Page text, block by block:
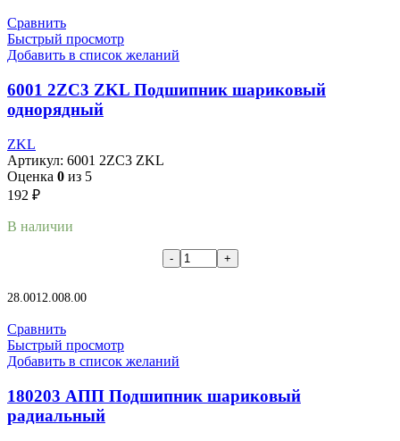
Сравнить
Быстрый просмотр
Добавить в список желаний
6001 2ZC3 ZKL Подшипник шариковый
однорядный
ZKL
Артикул: 6001 2ZC3 ZKL
Оценка 0 из 5
192 ₽
В наличии
28.0012.008.00
Сравнить
Быстрый просмотр
Добавить в список желаний
180203 АПП Подшипник шариковый
радиальный